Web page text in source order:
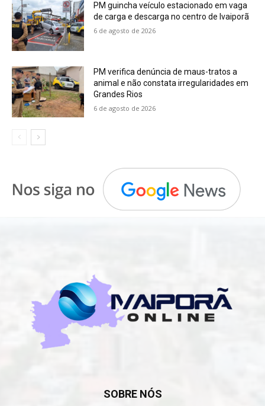
PM guincha veículo estacionado em vaga
de carga e descarga no centro de Ivaiporã
6 de agosto de 2026
PM verifica denúncia de maus-tratos a
animal e não constata irregularidades em
Grandes Rios
6 de agosto de 2026
SOBRE NÓS